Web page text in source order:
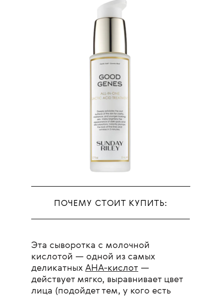
ПОЧЕМУ СТОИТ КУПИТЬ:
Эта сыворотка с молочной
кислотой — одной из самых
деликатных AHA-кислот —
действует мягко, выравнивает цвет
лица (подойдет тем, у кого есть